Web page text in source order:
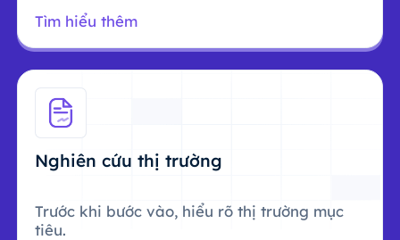
Tìm hiểu thêm
Nghiên cứu thị trường
Trước khi bước vào, hiểu rõ thị trường mục
tiêu.